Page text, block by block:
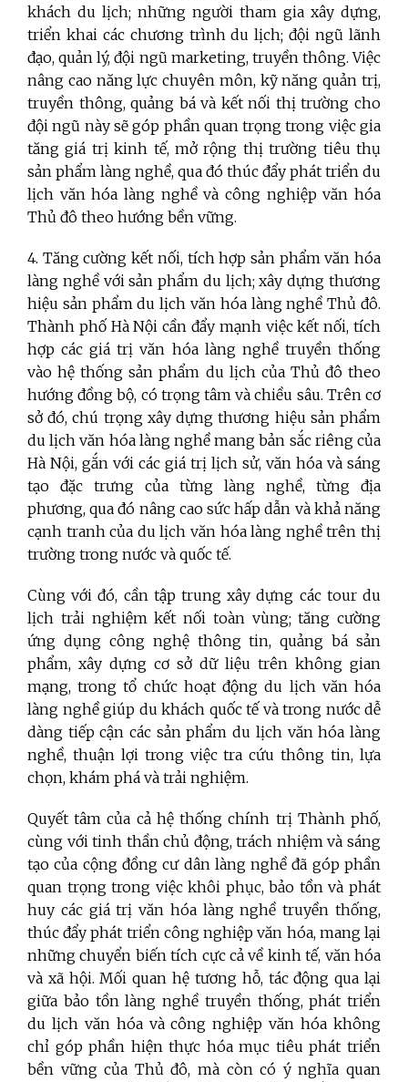
khách du lịch; những người tham gia xây dựng,
triển khai các chương trình du lịch; đội ngũ lãnh
đạo, quản lý, đội ngũ marketing, truyền thông. Việc
nâng cao năng lực chuyên môn, kỹ năng quản trị,
truyền thông, quảng bá và kết nối thị trường cho
đội ngũ này sẽ góp phần quan trọng trong việc gia
tăng giá trị kinh tế, mở rộng thị trường tiêu thụ
sản phẩm làng nghề, qua đó thúc đẩy phát triển du
lịch văn hóa làng nghề và công nghiệp văn hóa
Thủ đô theo hướng bền vững.
4. Tăng cường kết nối, tích hợp sản phẩm văn hóa
làng nghề với sản phẩm du lịch; xây dựng thương
hiệu sản phẩm du lịch văn hóa làng nghề Thủ đô.
Thành phố Hà Nội cần đẩy mạnh việc kết nối, tích
hợp các giá trị văn hóa làng nghề truyền thống
vào hệ thống sản phẩm du lịch của Thủ đô theo
hướng đồng bộ, có trọng tâm và chiều sâu. Trên cơ
sở đó, chú trọng xây dựng thương hiệu sản phẩm
du lịch văn hóa làng nghề mang bản sắc riêng của
Hà Nội, gắn với các giá trị lịch sử, văn hóa và sáng
tạo đặc trưng của từng làng nghề, từng địa
phương, qua đó nâng cao sức hấp dẫn và khả năng
cạnh tranh của du lịch văn hóa làng nghề trên thị
trường trong nước và quốc tế.
Cùng với đó, cần tập trung xây dựng các tour du
lịch trải nghiệm kết nối toàn vùng; tăng cường
ứng dụng công nghệ thông tin, quảng bá sản
phẩm, xây dựng cơ sở dữ liệu trên không gian
mạng, trong tổ chức hoạt động du lịch văn hóa
làng nghề giúp du khách quốc tế và trong nước dễ
dàng tiếp cận các sản phẩm du lịch văn hóa làng
nghề, thuận lợi trong việc tra cứu thông tin, lựa
chọn, khám phá và trải nghiệm.
Quyết tâm của cả hệ thống chính trị Thành phố,
cùng với tinh thần chủ động, trách nhiệm và sáng
tạo của cộng đồng cư dân làng nghề đã góp phần
quan trọng trong việc khôi phục, bảo tồn và phát
huy các giá trị văn hóa làng nghề truyền thống,
thúc đẩy phát triển công nghiệp văn hóa, mang lại
những chuyển biến tích cực cả về kinh tế, văn hóa
và xã hội. Mối quan hệ tương hỗ, tác động qua lại
giữa bảo tồn làng nghề truyền thống, phát triển
du lịch văn hóa và công nghiệp văn hóa không
chỉ góp phần hiện thực hóa mục tiêu phát triển
bền vững của Thủ đô, mà còn có ý nghĩa quan